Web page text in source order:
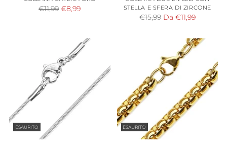
Prezzo
€11,99 €8,99
STELLA E SFERA DI ZIRCONE
Prezzo
€15,99 Da €11,99
ESAURITO ESAURITO